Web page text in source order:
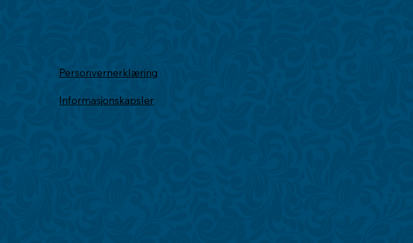
Personvernerklæring
Informasjonskapsler